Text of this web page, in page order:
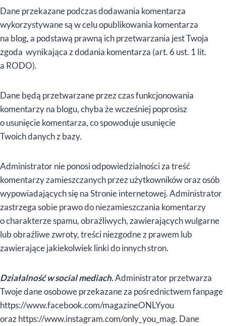
Dane przekazane podczas dodawania komentarza
wykorzystywane są w celu opublikowania komentarza
na blog, a podstawą prawną ich przetwarzania jest Twoja
zgoda wynikająca z dodania komentarza (art. 6 ust. 1 lit.
a RODO).
Dane będą przetwarzane przez czas funkcjonowania
komentarzy na blogu, chyba że wcześniej poprosisz
o usunięcie komentarza, co spowoduje usunięcie
Twoich danych z bazy.
Administrator nie ponosi odpowiedzialności za treść
komentarzy zamieszczanych przez użytkowników oraz osób
wypowiadających się na Stronie internetowej. Administrator
zastrzega sobie prawo do niezamieszczania komentarzy
o charakterze spamu, obraźliwych, zawierających wulgarne
lub obraźliwe zwroty, treści niezgodne z prawem lub
zawierające jakiekolwiek linki do innych stron.
Działalność w social mediach.Administrator przetwarza
Twoje dane osobowe przekazane za pośrednictwem fanpage
https://www.facebook.com/magazineONLYyou
oraz https://www.instagram.com/only_you_mag. Dane